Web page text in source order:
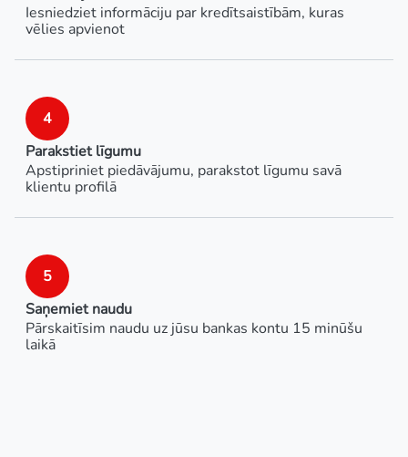
Iesniedziet informāciju par kredītsaistībām, kuras
vēlies apvienot
4
Parakstiet līgumu
Apstipriniet piedāvājumu, parakstot līgumu savā
klientu profilā
5
Saņemiet naudu
Pārskaitīsim naudu uz jūsu bankas kontu 15 minūšu
laikā